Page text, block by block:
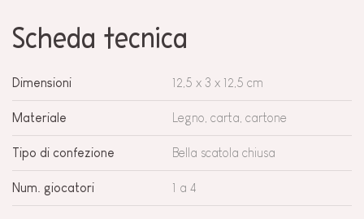
Scheda tecnica
Dimensioni 12,5 x 3 x 12,5 cm
Materiale Legno, carta, cartone
Tipo di confezione Bella scatola chiusa
Num. giocatori 1 a 4